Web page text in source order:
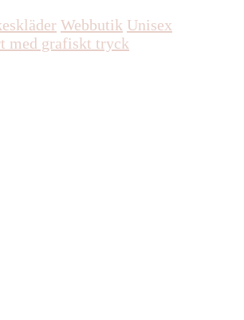
Webbutik Unisex
med grafiskt tryck